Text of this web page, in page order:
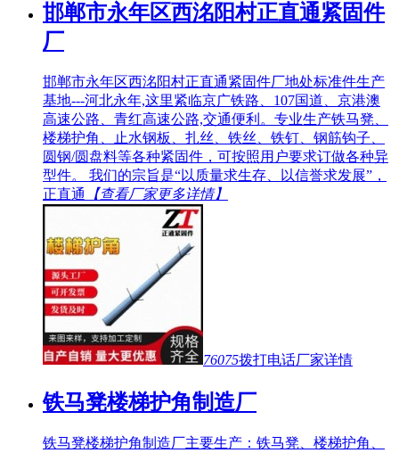
邯郸市永年区西洺阳村正直通紧固件
厂
邯郸市永年区西洺阳村正直通紧固件厂地处标准件生产
基地---河北永年,这里紧临京广铁路、107国道、京港澳
高速公路、青红高速公路,交通便利。专业生产铁马凳、
楼梯护角、止水钢板、扎丝、铁丝、铁钉、钢筋钩子、
圆钢/圆盘料等各种紧固件，可按照用户要求订做各种异
型件。 我们的宗旨是“以质量求生存、以信誉求发展”，
正直通
【查看厂家更多详情】
76075拨打电话厂家详情
铁马凳楼梯护角制造厂
铁马凳楼梯护角制造厂主要生产：铁马凳、楼梯护角、